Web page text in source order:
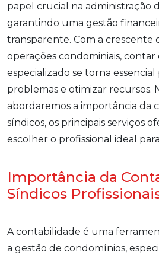
papel crucial na administração
garantindo uma gestão
transparente. Com a crescente
operações condominiais,
especializado se torna essencial
problemas e otimizar recursos.
abordaremos a importância da
síndicos, os principais serviços
escolher o profissional ideal
Importância da
Síndicos
A contabilidade é uma
a gestão de condomínios,